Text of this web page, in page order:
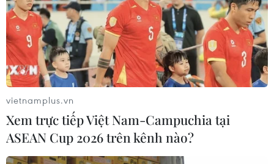
vietnamplus.vn
Xem trực tiếp Việt Nam-Campuchia tại
ASEAN Cup 2026 trên kênh nào?